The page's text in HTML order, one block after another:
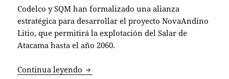
Codelco y SQM han formalizado una alianza
estratégica para desarrollar el proyecto NovaAndino
Litio, que permitirá la explotación del Salar de
Atacama hasta el año 2060.
Continua leyendo Atacama: Nueva alianza entre